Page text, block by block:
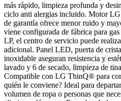
más rápido, limpieza profunda y
ciclo anti alergias incluido. Motor
de garantía ofrece menor ruido y
viene configurada de fábrica para
LP, el centro de servicio puede
adicional. Panel LED, puerta de
inoxidable aseguran resistencia y
lavado y 6 de secado, limpieza de
Compatible con LG ThinQ® para
quién le conviene? Ideal para
volumen de ropa o personas que